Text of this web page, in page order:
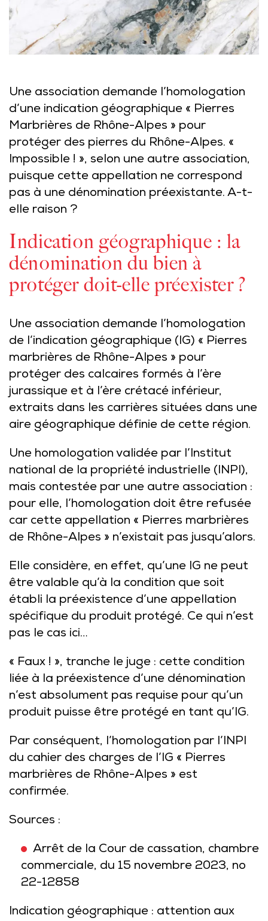
Une association demande l’homologation
d’une indication géographique « Pierres
Marbrières de Rhône-Alpes » pour
protéger des pierres du Rhône-Alpes. «
Impossible ! », selon une autre association,
puisque cette appellation ne correspond
pas à une dénomination préexistante. A-t-
elle raison ?
Indication géographique : la
dénomination du bien à
protéger doit-elle préexister ?
Une association demande l’homologation
de l’indication géographique (IG) « Pierres
marbrières de Rhône-Alpes » pour
protéger des calcaires formés à l’ère
jurassique et à l’ère crétacé inférieur,
extraits dans les carrières situées dans une
aire géographique définie de cette région.
Une homologation validée par l’Institut
national de la propriété industrielle (INPI),
mais contestée par une autre association :
pour elle, l’homologation doit être refusée
car cette appellation « Pierres marbrières
de Rhône-Alpes » n’existait pas jusqu’alors.
Elle considère, en effet, qu’une IG ne peut
être valable qu’à la condition que soit
établi la préexistence d’une appellation
spécifique du produit protégé. Ce qui n’est
pas le cas ici…
« Faux ! », tranche le juge : cette condition
liée à la préexistence d’une dénomination
n’est absolument pas requise pour qu’un
produit puisse être protégé en tant qu’IG.
Par conséquent, l’homologation par l’INPI
du cahier des charges de l’IG « Pierres
marbrières de Rhône-Alpes » est
confirmée.
Sources :
Arrêt de la Cour de cassation, chambre
commerciale, du 15 novembre 2023, no
22-12858
Indication géographique : attention aux